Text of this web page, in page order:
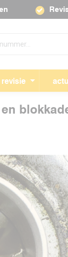
revisie